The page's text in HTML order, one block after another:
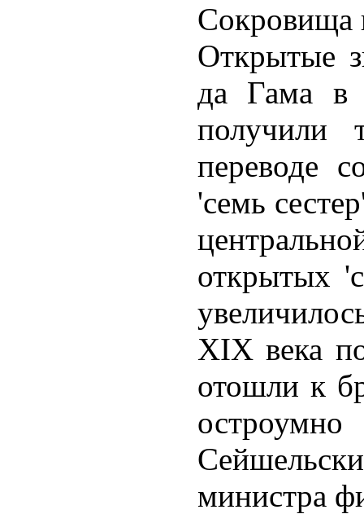
Сокровища
Открытые
да Гама в
получили
переводе
'семь
открытых
XIX века
отошли к
министра